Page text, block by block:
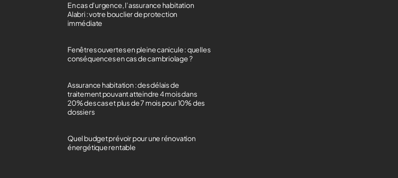
En cas d’urgence, l’assurance habitation
Alabri : votre bouclier de protection
immédiate
Fenêtres ouvertes en pleine canicule : quelles
conséquences en cas de cambriolage ?
Assurance habitation : des délais de
traitement pouvant atteindre 4 mois dans
20% des cas et plus de 7 mois pour 10% des
dossiers
Quel budget prévoir pour une rénovation
énergétique rentable